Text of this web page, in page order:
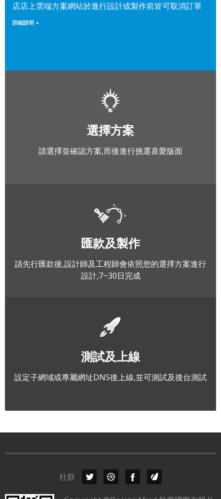
店店上雲端方案網站於進行設計或製作前皆可取消訂單
詳細說明 +
選擇方案
請選擇並確認方案,而後進行挑選喜愛版面
匯款及製作
請先行匯款後,設計師及工程師會依照您的選擇方案進行
設計,7~30日完成
測試及上線
設定子網域或專屬網址DNS後上線,並可測試及後台測試
社群